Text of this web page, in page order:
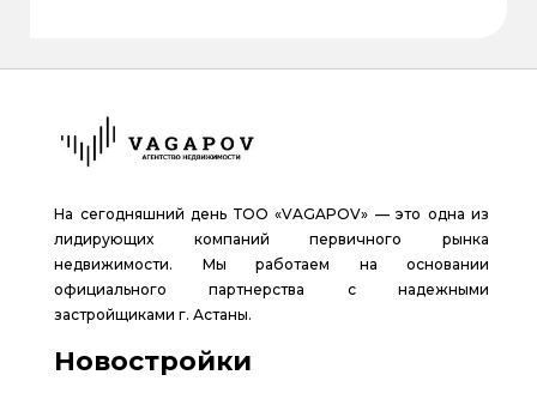
На сегодняшний день ТОО «VAGAPOV» — это одна из
лидирующих компаний первичного рынка
недвижимости. Мы работаем на основании
официального партнерства с надежными
застройщиками г. Астаны.
Новостройки